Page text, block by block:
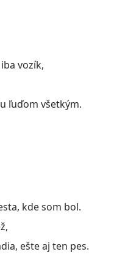
vozík,
ľuďom všetkým.
kde som bol.
ešte aj ten pes.